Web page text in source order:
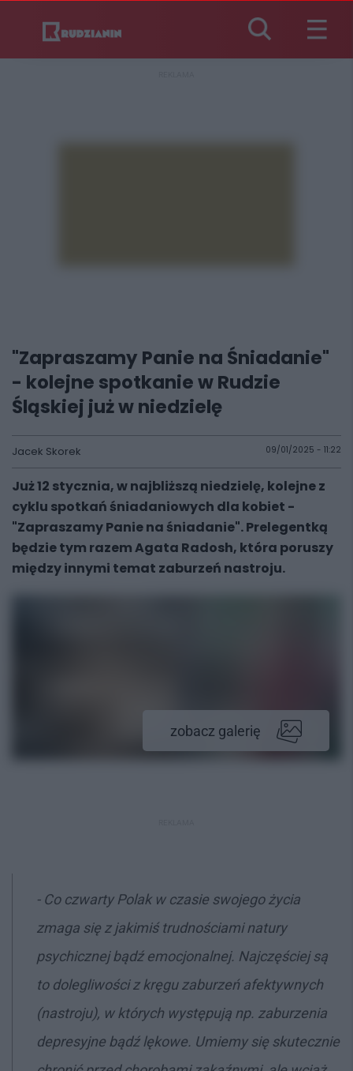
"Zapraszamy Panie na Śniadanie"
- kolejne spotkanie w Rudzie
Śląskiej już w niedzielę
Jacek Skorek 09/01/2025 - 11:22
Już 12 stycznia, w najbliższą niedzielę, kolejne z
cyklu spotkań śniadaniowych dla kobiet -
"Zapraszamy Panie na śniadanie". Prelegentką
będzie tym razem Agata Radosh, która poruszy
między innymi temat zaburzeń nastroju.
zobacz galerię
- Co czwarty Polak w czasie swojego życia
zmaga się z jakimiś trudnościami natury
psychicznej bądź emocjonalnej. Najczęściej są
to dolegliwości z kręgu zaburzeń afektywnych
(nastroju), w których występują np. zaburzenia
depresyjne bądź lękowe. Umiemy się skutecznie